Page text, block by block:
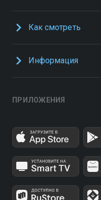
Как смотреть
Информация
ПРИЛОЖЕНИЯ